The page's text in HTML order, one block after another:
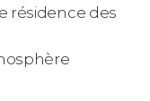
résidence des